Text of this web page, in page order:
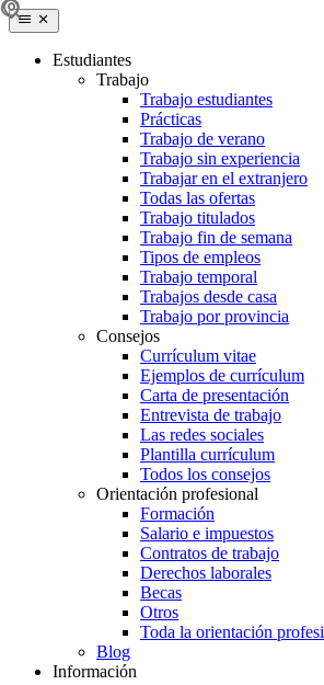
Estudiantes
Trabajo
Trabajo estudiantes
Prácticas
Trabajo de verano
Trabajo sin experiencia
Trabajar en el extranjero
Todas las ofertas
Trabajo titulados
Trabajo fin de semana
Tipos de empleos
Trabajo temporal
Trabajos desde casa
Trabajo por provincia
Consejos
Currículum vitae
Ejemplos de currículum
Carta de presentación
Entrevista de trabajo
Las redes sociales
Plantilla currículum
Todos los consejos
Orientación profesional
Formación
Salario e impuestos
Contratos de trabajo
Derechos laborales
Becas
Otros
Toda la orientación
Blog
Información